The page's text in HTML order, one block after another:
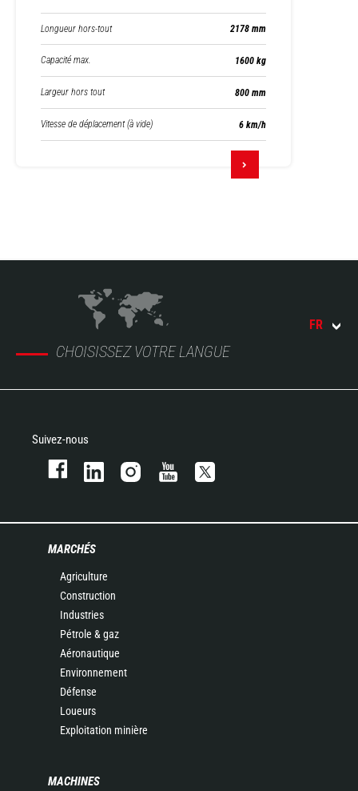
Longueur hors-tout 2178 mm
Capacité max. 1600 kg
Largeur hors tout 800 mm
Vitesse de déplacement (à vide) 6 km/h
CHOISISSEZ VOTRE LANGUE
FR
Suivez-nous
MARCHÉS
Agriculture
Construction
Industries
Pétrole & gaz
Aéronautique
Environnement
Défense
Loueurs
Exploitation minière
MACHINES